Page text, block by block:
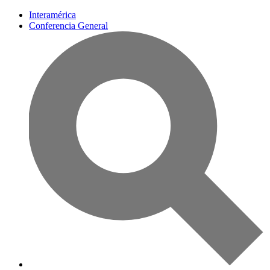
Interamérica
Conferencia General